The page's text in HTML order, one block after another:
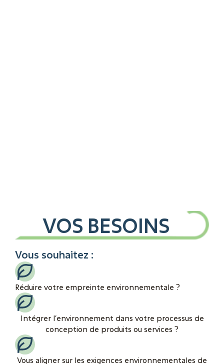
VOS BESOINS
Vous souhaitez :
Réduire votre empreinte environnementale ?
Intégrer l’environnement dans votre processus de
conception de produits ou services ?
Vous aligner sur les exigences environnementales de